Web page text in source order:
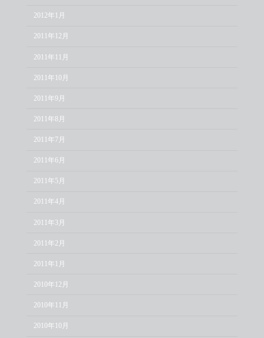
2012年1月
2011年12月
2011年11月
2011年10月
2011年9月
2011年8月
2011年7月
2011年6月
2011年5月
2011年4月
2011年3月
2011年2月
2011年1月
2010年12月
2010年11月
2010年10月